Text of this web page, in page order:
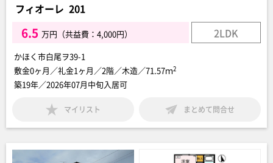
フィオーレ 201
6.5 万円（共益費：4,000円） 2LDK
かほく市白尾ヲ39-1
敷金0ヶ月／礼金1ヶ月／2階／木造／71.57ｍ2
築19年／2026年07月中旬入居可
マイリスト まとめて問合せ